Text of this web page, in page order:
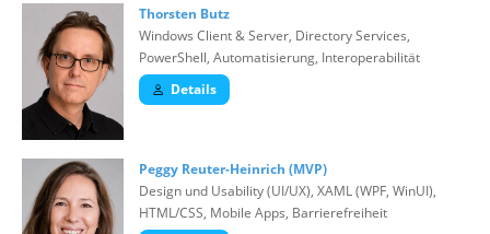
Thorsten Butz
Windows Client & Server, Directory Services,
PowerShell, Automatisierung, Interoperabilität
Details
Peggy Reuter-Heinrich (MVP)
Design und Usability (UI/UX), XAML (WPF, WinUI),
HTML/CSS, Mobile Apps, Barrierefreiheit